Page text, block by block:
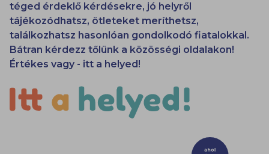
téged érdeklő kérdésekre, jó helyről
tájékozódhatsz, ötleteket meríthetsz,
találkozhatsz hasonlóan gondolkodó fiatalokkal.
Bátran kérdezz tőlünk a közösségi oldalakon!
Értékes vagy - itt a helyed!